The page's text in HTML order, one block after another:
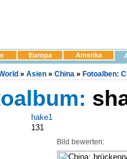
Europa Amerika
» Asien » China » Fotoalben:
hake1
131
Bild bewerten: